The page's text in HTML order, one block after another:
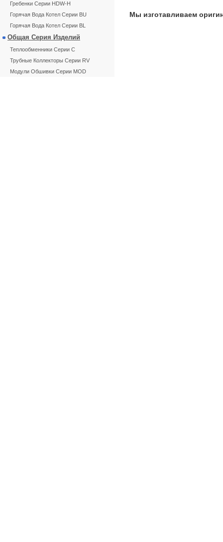
Гребенки Серии HDW-H
Горячая Вода Котел Серии BU
Горячая Вода Котел Серии BL
Общая Серия Изделий
Теплообменники Серии С
Трубные Коллекторы Серии RV
Модули Обшивки Серии MOD
Мы изготавливаем